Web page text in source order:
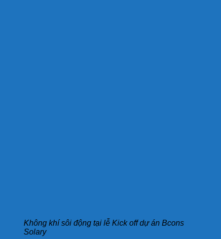
Không khí sôi động tại lễ Kick off dự án Bcons
Solary